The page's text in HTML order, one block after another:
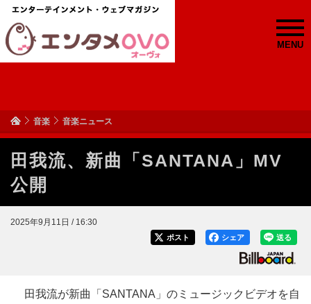
MENU
音楽 音楽ニュース
田我流、新曲「SANTANA」MV
公開
2025年9月11日 / 16:30
送る
シェア
ポスト
田我流が新曲「SANTANA」のミュージックビデオを自